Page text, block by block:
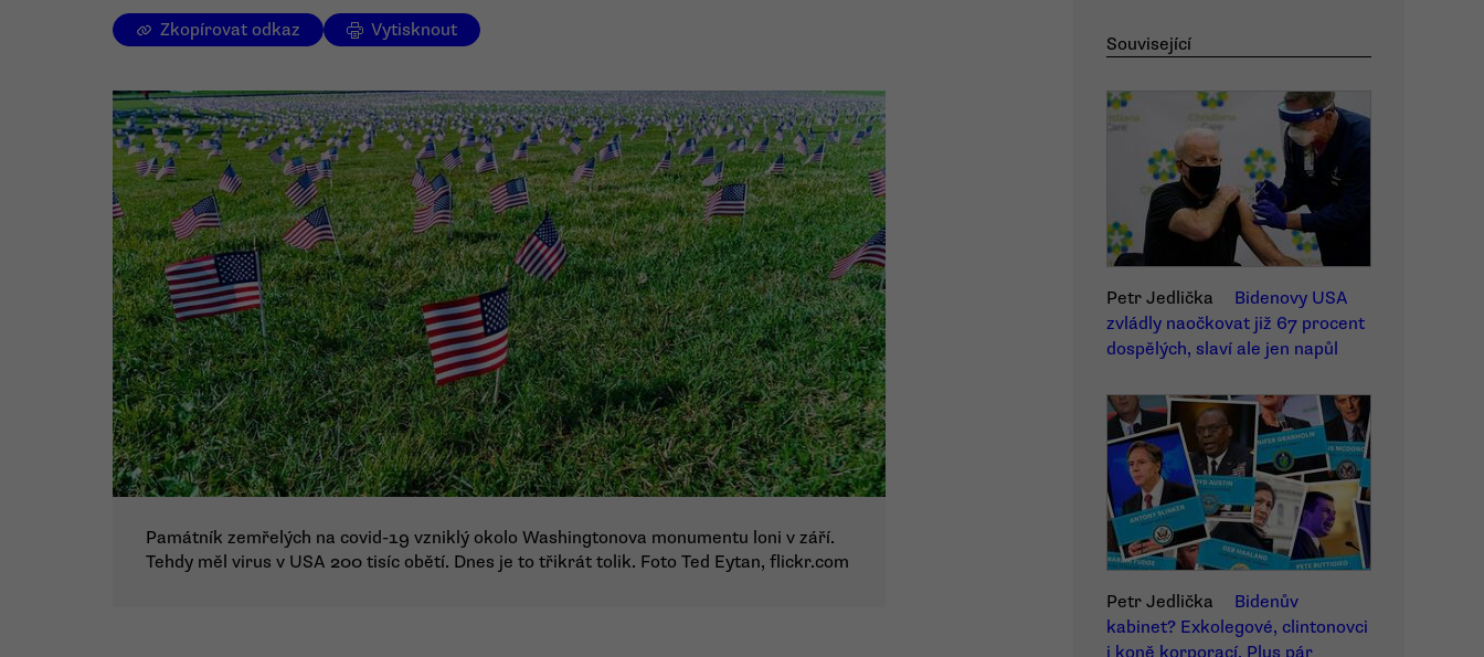
Zkopírovat odkaz Vytisknout
Památník zemřelých na covid-19 vzniklý okolo Washingtonova monumentu loni v září.
Tehdy měl virus v USA 200 tisíc obětí. Dnes je to třikrát tolik. Foto Ted Eytan, flickr.com
Související
Petr Jedlička
Bidenovy USA
zvládly naočkovat již 67 procent
dospělých, slaví ale jen napůl
Petr Jedlička
Bidenův
kabinet? Exkolegové, clintonovci
i koně korporací. Plus pár